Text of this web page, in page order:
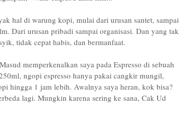
hal di warung kopi, mulai dari urusan santet, sampai
Dari urusan pribadi sampai organisasi. Dan yang tak
tidak cepat habis, dan bermanfaat.
memperkenalkan saya pada Espresso di sebuah
ngopi espresso hanya pakai cangkir mungil,
hingga 1 jam lebih. Awalnya saya heran, kok bisa?
lagi. Mungkin karena sering ke sana, Cak Ud